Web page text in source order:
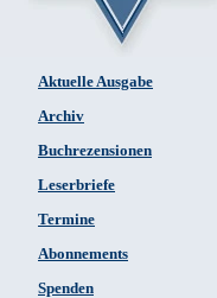
Aktuelle Ausgabe
Archiv
Buchrezensionen
Leserbriefe
Termine
Abonnements
Spenden